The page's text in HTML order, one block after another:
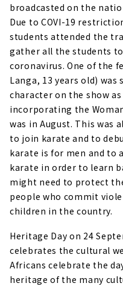
broadcasted on the
Due to COVI-19
students attended the
gather all the students
coronavirus. One of the
Langa, 13 years old)
character on the show
incorporating the
was in August. This was
to join karate and to
karate is for men and to
karate in order to learn
might need to protect
people who commit
children in the country.
Heritage Day on 24
celebrates the cultural
Africans celebrate the
heritage of the many